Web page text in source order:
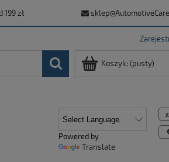
199 zł
Koszyk: (pusty)
Powered by
Translate